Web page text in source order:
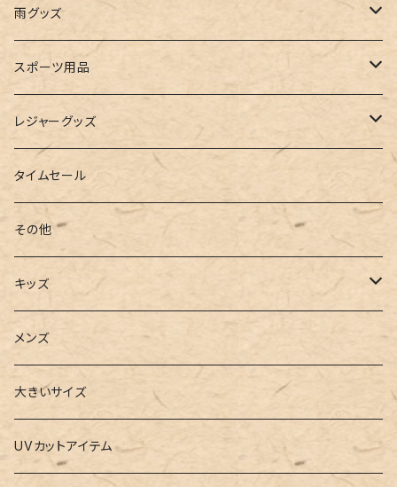
ビスチェ
その他
レースアップ
ルームシューズ
インソール
ローファー
リュック
ハンドバッグ
ボストンバッグ
オフショルダー
バンドゥ
タンキニ
キャミキニ
フィットネス
2点セット
3点セット
4点セット
5点セット
ユニセックス
マスクケース
帽子
ストール・マフラー
手袋
ポーチ
パスケース
ウォレット
カードケース
キーケース
メガネチェーン
雨グッズ
レインコート
スポーツ用品
トレーニング・スポーツウェア
トレーニンググッズ
ヨガウェア
ヨガソックス
ヨガグッズ
ヨガマット
レジャーグッズ
ビーチグッズ
タイムセール
その他
キッズ
Girls
水着
バレー
Boys
水着
グッズ
メンズ
大きいサイズ
UVカットアイテム